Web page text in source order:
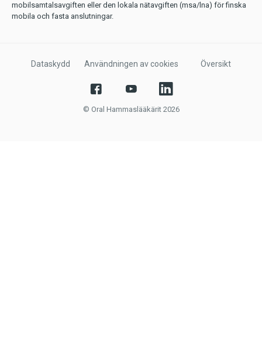
mobilsamtalsavgiften eller den lokala nätavgiften (msa/lna) för finska
mobila och fasta anslutningar.
Dataskydd Användningen av cookies Översikt
© Oral Hammaslääkärit 2026